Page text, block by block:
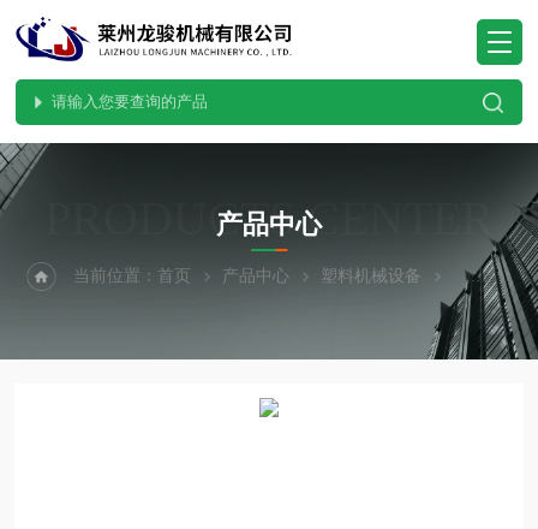
PRODUCTS CENTER
产品中心
当前位置：首页 产品中心 塑料机械设备 塑料造粒机